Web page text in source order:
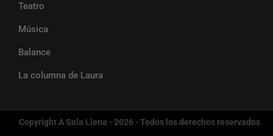
Teatro
Música
Balance
La columna de Laura
Copyright A Sala Llena - 2026 - Todos los derechos reservados